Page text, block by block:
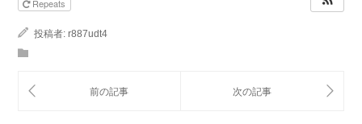
Repeats
投稿者: r887udt4